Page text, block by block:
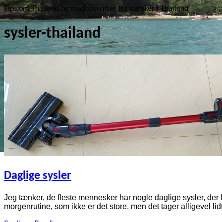
Tips om Thailand og madopskrifter fra dansker i Thailand
sysler-thailand
Daglige sysler
Jeg tænker, de fleste mennesker har nogle daglige sysler,
morgenrutine, som ikke er det store, men det tager alligevel